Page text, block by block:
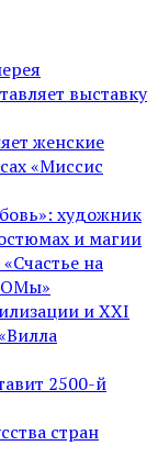
выставку
женские
«Миссис
художник
и магии
на
и ХХI
2500-й
стран